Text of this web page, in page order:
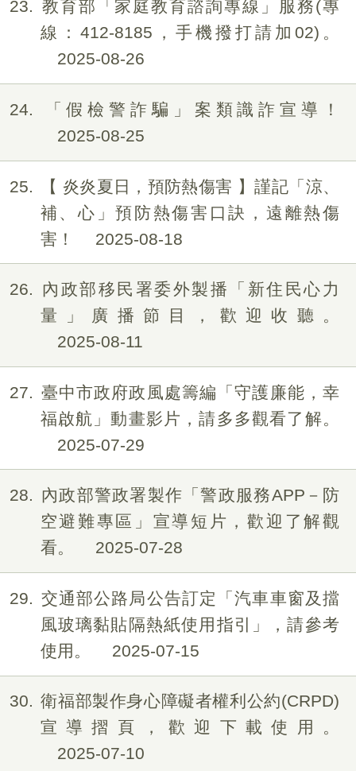
23
教育部「家庭教育諮詢專線」服務(專
線：412-8185，手機撥打請加02)。
2025-08-26
24
「假檢警詐騙」案類識詐宣導！
2025-08-25
25
【 炎炎夏日，預防熱傷害 】謹記「涼、
補、心」預防熱傷害口訣，遠離熱傷
害！
2025-08-18
26
內政部移民署委外製播「新住民心力
量」廣播節目，歡迎收聽。
2025-08-11
27
臺中市政府政風處籌編「守護廉能，幸
福啟航」動畫影片，請多多觀看了解。
2025-07-29
28
內政部警政署製作「警政服務APP－防
空避難專區」宣導短片，歡迎了解觀
看。
2025-07-28
29
交通部公路局公告訂定「汽車車窗及擋
風玻璃黏貼隔熱紙使用指引」，請參考
使用。
2025-07-15
30
衛福部製作身心障礙者權利公約(CRPD)
宣導摺頁，歡迎下載使用。
2025-07-10